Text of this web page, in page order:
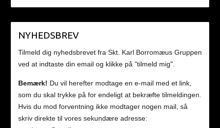
NYHEDSBREV
Tilmeld dig nyhedsbrevet fra Skt. Karl Borromæus Gruppen
ved at indtaste din email og klikke på "tilmeld mig".
Bemærk! Du vil herefter modtage en e-mail med et link,
som du skal trykke på for endeligt at bekræfte tilmeldingen.
Hvis du mod forventning ikke modtager nogen mail, så
skriv direkte til vores sekundære adresse: